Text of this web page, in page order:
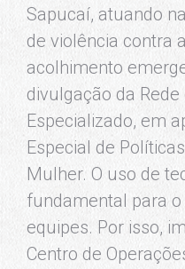
Sapucaí, atuando
de violência contra
acolhimento
divulgação da
Especializado, em
Especial de
Mulher. O uso de
fundamental para
equipes. Por isso,
Centro de